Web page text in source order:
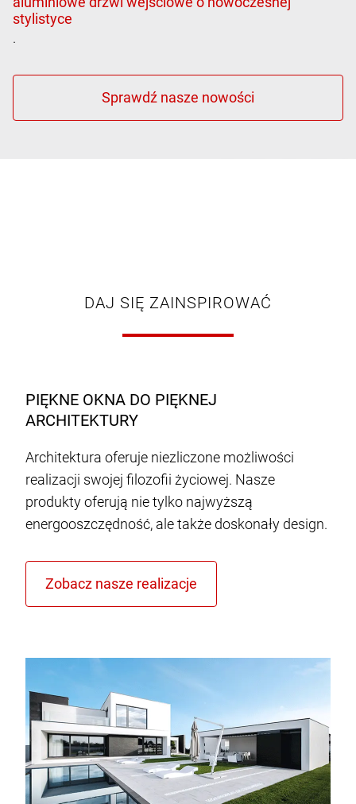
.
DAJ SIĘ ZAINSPIROWAĆ
PIĘKNE OKNA DO PIĘKNEJ
ARCHITEKTURY
Architektura oferuje niezliczone możliwości
realizacji swojej filozofii życiowej. Nasze
produkty oferują nie tylko najwyższą
energooszczędność, ale także doskonały design.